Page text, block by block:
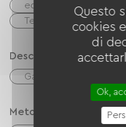
equitazione
Bici
Terreno di gioco
Descrizione
Garage
Metodi di pagamento
Questo
cookies
di
Ok,